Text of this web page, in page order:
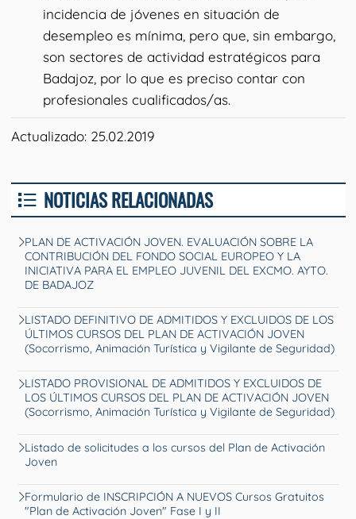
incidencia de jóvenes en situación de
desempleo es mínima, pero que, sin embargo,
son sectores de actividad estratégicos para
Badajoz, por lo que es preciso contar con
profesionales cualificados/as.
Actualizado: 25.02.2019
NOTICIAS RELACIONADAS
PLAN DE ACTIVACIÓN JOVEN. EVALUACIÓN SOBRE LA
CONTRIBUCIÓN DEL FONDO SOCIAL EUROPEO Y LA
INICIATIVA PARA EL EMPLEO JUVENIL DEL EXCMO. AYTO.
DE BADAJOZ
LISTADO DEFINITIVO DE ADMITIDOS Y EXCLUIDOS DE LOS
ÚLTIMOS CURSOS DEL PLAN DE ACTIVACIÓN JOVEN
(Socorrismo, Animación Turística y Vigilante de Seguridad)
LISTADO PROVISIONAL DE ADMITIDOS Y EXCLUIDOS DE
LOS ÚLTIMOS CURSOS DEL PLAN DE ACTIVACIÓN JOVEN
(Socorrismo, Animación Turística y Vigilante de Seguridad)
Listado de solicitudes a los cursos del Plan de Activación
Joven
Formulario de INSCRIPCIÓN A NUEVOS Cursos Gratuitos
"Plan de Activación Joven" Fase I y II